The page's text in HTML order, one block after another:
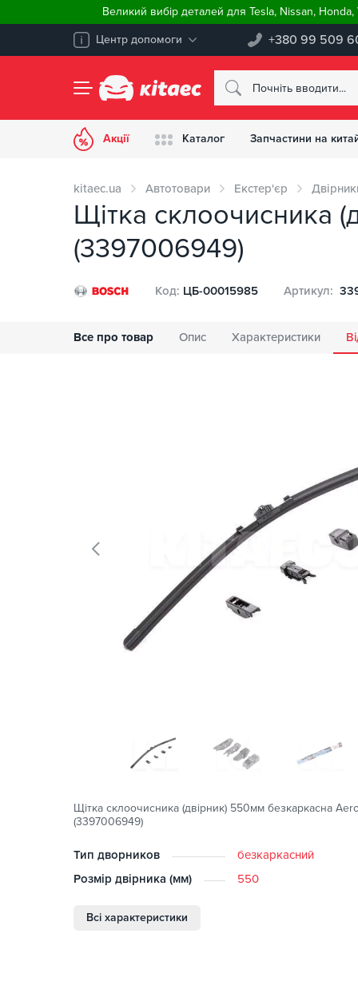
Великий вибір деталей для Tesla, Nissan, Honda,
Центр допомоги +380 99 509
Акції Каталог Запчастини на
kitaec.ua Автотовари Екстер'єр
Щітка склоочисника
(3397006949)
Все про товар Опис Характеристики
Код: ЦБ-00015985 Артикул:
Щітка склоочисника (двірник) 550мм безкаркасна
(3397006949)
Тип дворников
безкаркасний
Розмір двірника (мм)
550
Всі характеристики